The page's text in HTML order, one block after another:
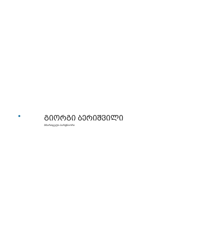
გიორგი ბერიშვილი
მმართველი პარტნიორი